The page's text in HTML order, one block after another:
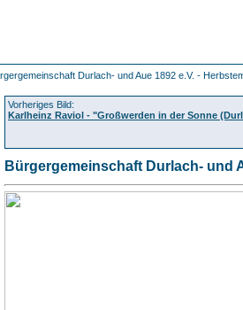
Durlach- und Aue 1892 e.V. -
Vorheriges Bild:
Karlheinz Raviol - "Großwerden in der Sonne
Bürgergemeinschaft Durlach- und